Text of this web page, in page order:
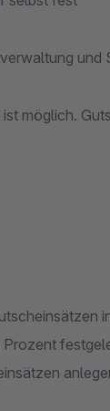
und
möglich.